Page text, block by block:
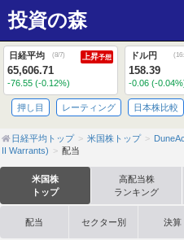
投資の森
日経平均 (8/7) 上昇予想
65,606.71
-76.55 (-0.12%)
ドル円 (
158.39
-0.06 (-
押し目 レーティング 日本株比較
日経平均トップ 米国株トップ
II Warrants)
配当
米国株
トップ
高配当株
ランキング
配当 セクター別 決算